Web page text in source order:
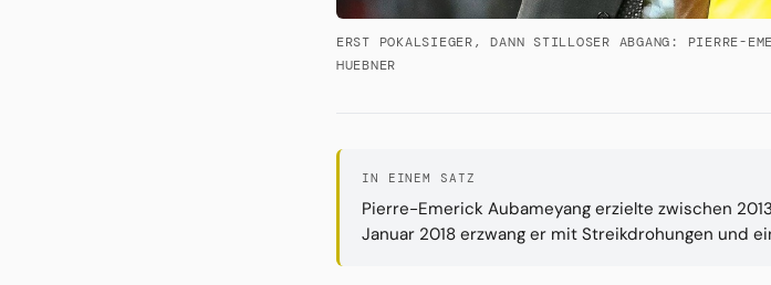
ERST POKALSIEGER, DANN STILLOSER ABGANG: PIERRE-
HUEBNER
IN EINEM SATZ
Pierre-Emerick Aubameyang erzielte zwischen
Januar 2018 erzwang er mit Streikdrohungen und